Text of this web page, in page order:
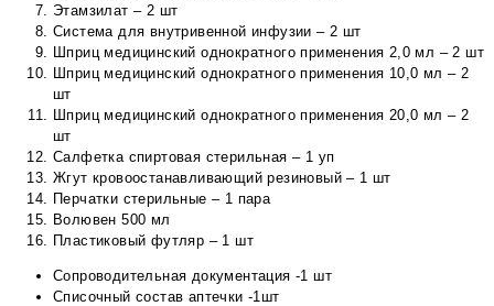
Этамзилат – 2 шт
Система для внутривенной инфузии – 2 шт
Шприц медицинский однократного применения 2,0 мл – 2 шт
Шприц медицинский однократного применения 10,0 мл – 2
шт
Шприц медицинский однократного применения 20,0 мл – 2
шт
Салфетка спиртовая стерильная – 1 уп
Жгут кровоостанавливающий резиновый – 1 шт
Перчатки стерильные – 1 пара
Волювен 500 мл
Пластиковый футляр – 1 шт
Сопроводительная документация -1 шт
Списочный состав аптечки -1шт